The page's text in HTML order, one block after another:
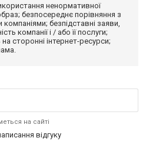
ненормативної
безпосереднє порівняння з
безпідставні заяви,
компанії і / або її послуги;
сторонні інтернет-ресурси;
на сайті
відгуку